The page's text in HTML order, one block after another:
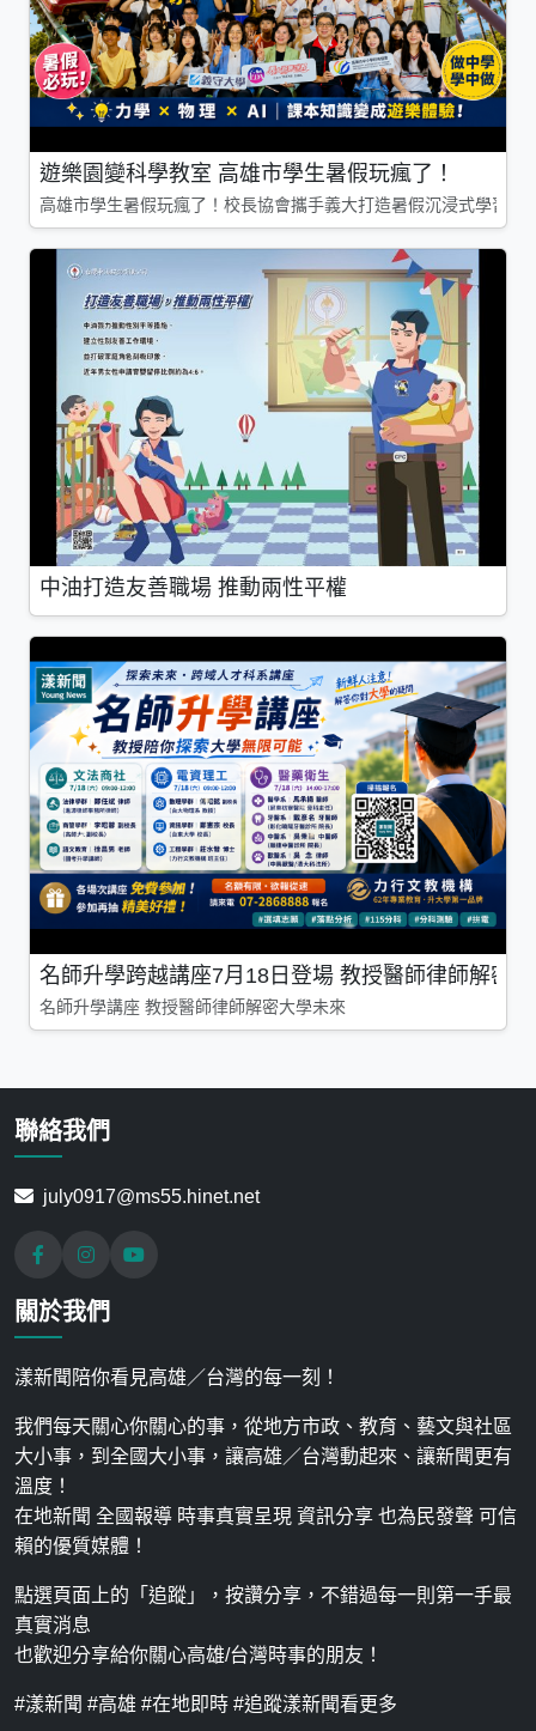
遊樂園變科學教室 高雄市學生暑假玩瘋了！
高雄市學生暑假玩瘋了！校長協會攜手義大打造暑假沉浸式學習基
中油打造友善職場 推動兩性平權
名師升學跨越講座7月18日登場 教授醫師律師解密
名師升學講座 教授醫師律師解密大學未來
聯絡我們
july0917@ms55.hinet.net
關於我們
漾新聞陪你看見高雄／台灣的每一刻！
我們每天關心你關心的事，從地方市政、教育、藝文與社區
大小事，到全國大小事，讓高雄／台灣動起來、讓新聞更有
溫度！
在地新聞 全國報導 時事真實呈現 資訊分享 也為民發聲 可信
賴的優質媒體！
點選頁面上的「追蹤」，按讚分享，不錯過每一則第一手最
真實消息
也歡迎分享給你關心高雄/台灣時事的朋友！
#漾新聞 #高雄 #在地即時 #追蹤漾新聞看更多